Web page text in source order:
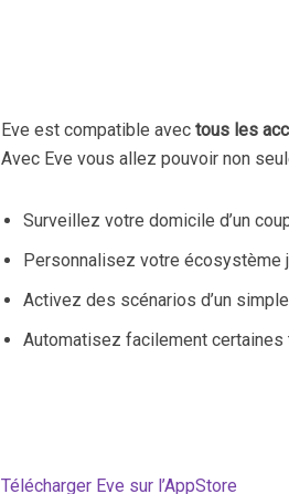
Eve est compatible avec tous les
Avec Eve vous allez pouvoir non
Surveillez votre domicile d’un
Personnalisez votre écosystème
Activez des scénarios d’un
Automatisez facilement
Télécharger Eve sur l’AppStore